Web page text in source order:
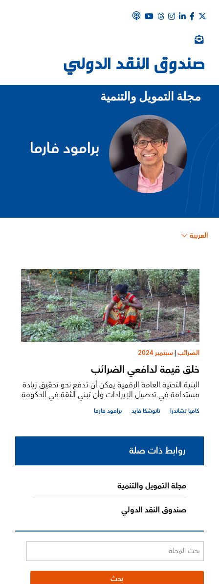
مجلة التمويل والتنمية
برامود فارما
العربية
الضرائب|سبتمبر 2024
خلق قيمة لدافعي الضرائب
البنية التحتية العامة الرقمية يمكن أن تدفع نحو تحقيق زيادة
مستدامة في تحصيل الإيرادات وأن تبني الثقة في الحكومة
كاميا تشاندرا تانوشكا فايد برامود فارما
روابط ذات صلة
مجلة التمويل والتنمية
صندوق النقد الدولي